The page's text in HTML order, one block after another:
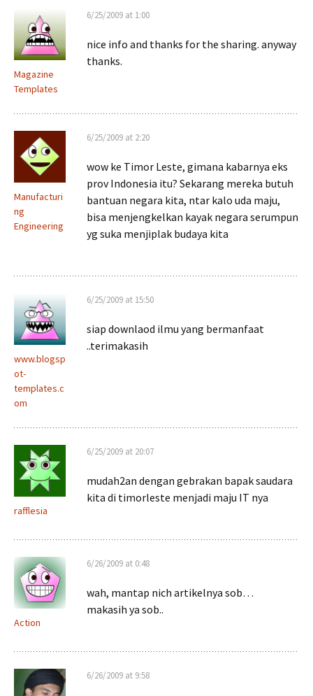
Magazine
Templates
6/25/2009 at 1:00
nice info and thanks for the sharing. anyway
thanks.
Manufacturi
ng
Engineering
6/25/2009 at 2:20
wow ke Timor Leste, gimana kabarnya eks
prov Indonesia itu? Sekarang mereka butuh
bantuan negara kita, ntar kalo uda maju,
bisa menjengkelkan kayak negara serumpun
yg suka menjiplak budaya kita
www.blogsp
ot-
templates.c
om
6/25/2009 at 15:50
siap downlaod ilmu yang bermanfaat
..terimakasih
rafflesia
6/25/2009 at 20:07
mudah2an dengan gebrakan bapak saudara
kita di timorleste menjadi maju IT nya
Action
6/26/2009 at 0:48
wah, mantap nich artikelnya sob…
makasih ya sob..
6/26/2009 at 9:58